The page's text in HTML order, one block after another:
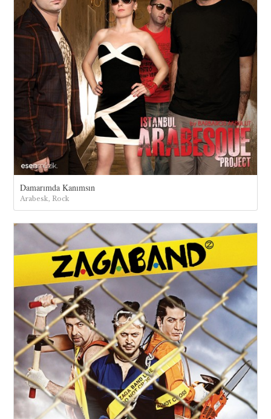
Damarımda Kanımsın
Arabesk, Rock